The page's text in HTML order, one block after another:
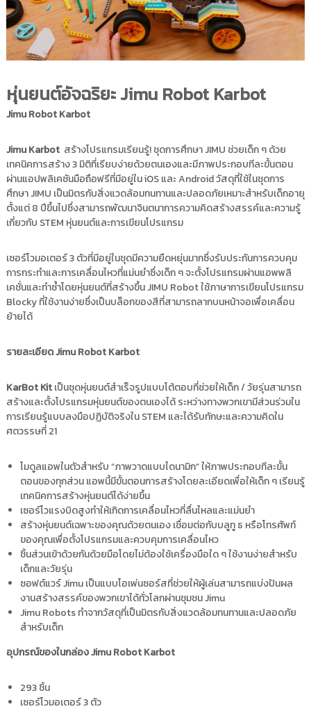
หุ่นยนต์อัจฉริยะ Jimu Robot Karbot
Jimu Robot Karbot
Jimu Karbot สร้างโปรแกรมเรียนรู้! ชุดการศึกษา JIMU ช่วยเด็ก ๆ ด้วย
เทคนิคการสร้าง 3 มิติที่เรียบง่ายด้วยตนเองและมีภาพประกอบทีละขั้นตอน
ผ่านแอปพลิเคชันมือถือฟรีที่มีอยู่ใน iOS และ Android วัสดุที่ใช้ในชุดการ
ศึกษา JIMU เป็นมิตรกับสิ่งแวดล้อมทนทานและปลอดภัยเหมาะสำหรับเด็กอายุ
ตั้งแต่ 8 ปีขึ้นไปซึ่งสามารถพัฒนาจินตนาการความคิดสร้างสรรค์และความรู้
เกี่ยวกับ STEM หุ่นยนต์และการเขียนโปรแกรม
เซอร์โวมอเตอร์ 3 ตัวที่มีอยู่ในชุดมีความยืดหยุ่นมากซึ่งรับประกันการควบคุม
การกระทำและการเคลื่อนไหวที่แม่นยำซึ่งเด็ก ๆ จะตั้งโปรแกรมผ่านแอพพลิ
เคชั่นและทำซ้ำโดยหุ่นยนต์ที่สร้างขึ้น JIMU Robot ใช้ภาษาการเขียนโปรแกรม
Blocky ที่ใช้งานง่ายซึ่งเป็นบล็อกของสีที่สามารถลากบนหน้าจอเพื่อเคลื่อน
ย้ายได้
รายละเอียดJimu Robot Karbot
KarBot Kitเป็นชุดหุ่นยนต์สำเร็จรูปแบบโต้ตอบที่ช่วยให้เด็ก / วัยรุ่นสามารถ
สร้างและตั้งโปรแกรมหุ่นยนต์ของตนเองได้ ระหว่างทางพวกเขามีส่วนร่วมใน
การเรียนรู้แบบลงมือปฏิบัติจริงใน STEM และได้รับทักษะและความคิดใน
ศตวรรษที่ 21
โมดูลแอพในตัวสำหรับ “ภาพวาดแบบไดนามิก” ให้ภาพประกอบทีละขั้น
ตอนของทุกส่วน แอพนี้มีขั้นตอนการสร้างโดยละเอียดเพื่อให้เด็ก ๆ เรียนรู้
เทคนิคการสร้างหุ่นยนต์ได้ง่ายขึ้น
เซอร์โวแรงบิดสูงทำให้เกิดการเคลื่อนไหวที่ลื่นไหลและแม่นยำ
สร้างหุ่นยนต์เฉพาะของคุณด้วยตนเอง เชื่อมต่อกับบลูทู ธ หรือโทรศัพท์
ของคุณเพื่อตั้งโปรแกรมและควบคุมการเคลื่อนไหว
ชิ้นส่วนเข้าด้วยกันด้วยมือโดยไม่ต้องใช้เครื่องมือใด ๆ ใช้งานง่ายสำหรับ
เด็กและวัยรุ่น
ซอฟต์แวร์ Jimu เป็นแบบโอเพ่นซอร์สที่ช่วยให้ผู้เล่นสามารถแบ่งปันผล
งานสร้างสรรค์ของพวกเขาได้ทั่วโลกผ่านชุมชน Jimu
Jimu Robots ทำจากวัสดุที่เป็นมิตรกับสิ่งแวดล้อมทนทานและปลอดภัย
สำหรับเด็ก
อุปกรณ์ของในกล่องJimu Robot Karbot
293 ชิ้น
เซอร์โวมอเตอร์ 3 ตัว